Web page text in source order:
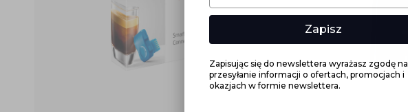
Zapisz
Zapisując się do newslettera wyrażasz zgodę na
przesyłanie informacji o ofertach, promocjach i
okazjach w formie newslettera.